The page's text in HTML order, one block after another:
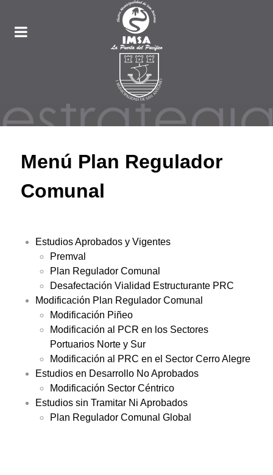
Menú Plan Regulador
Comunal
Estudios Aprobados y Vigentes
Premval
Plan Regulador Comunal
Desafectación Vialidad Estructurante PRC
Modificación Plan Regulador Comunal
Modificación Piñeo
Modificación al PCR en los Sectores
Portuarios Norte y Sur
Modificación al PRC en el Sector Cerro Alegre
Estudios en Desarrollo No Aprobados
Modificación Sector Céntrico
Estudios sin Tramitar Ni Aprobados
Plan Regulador Comunal Global